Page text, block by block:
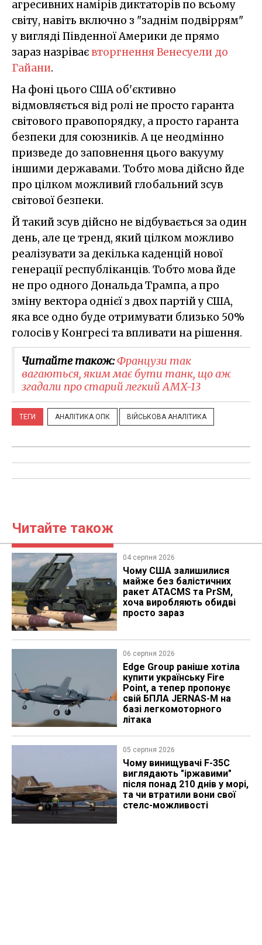
агресивних намірів диктаторів по всьому
світу, навіть включно з "заднім подвіррям"
у вигляді Південної Америки де прямо
зараз назріваєвторгнення Венесуели до
Гайани.
На фоні цього США об'єктивно
відмовляється від ролі не просто гаранта
світового правопорядку, а просто гаранта
безпеки для союзників. А це неодмінно
призведе до заповнення цього вакууму
іншими державами. Тобто мова дійсно йде
про цілком можливий глобальний зсув
світової безпеки.
Й такий зсув дійсно не відбувається за один
день, але це тренд, який цілком можливо
реалізувати за декілька каденцій нової
генерації республіканців. Тобто мова йде
не про одного Дональда Трампа, а про
зміну вектора однієї з двох партій у США,
яка все одно буде отримувати близько 50%
голосів у Конгресі та впливати на рішення.
Читайте також:Французи так
вагаються, яким має бути танк, що аж
згадали про старий легкий AMX-13
ТЕГИ АНАЛІТИКА ОПК ВІЙСЬКОВА АНАЛІТИКА
Читайте також
04 серпня 2026
Чому США залишилися
майже без балістичних
ракет ATACMS та PrSM,
хоча виробляють обидві
просто зараз
06 серпня 2026
Edge Group раніше хотіла
купити українську Fire
Point, а тепер пропонує
свій БПЛА JERNAS-M на
базі легкомоторного
літака
05 серпня 2026
Чому винищувачі F-35C
виглядають "іржавими"
після понад 210 днів у морі,
та чи втратили вони свої
стелс-можливості